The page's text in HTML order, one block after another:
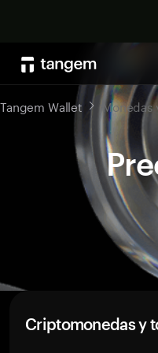
Tangem Wallet Monedas
Criptomonedas y